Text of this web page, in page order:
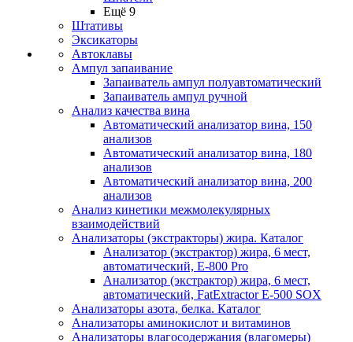
Ещё 9
Штативы
Эксикаторы
Автоклавы
Ампул запаивание
Запаиватель ампул полуавтоматический
Запаиватель ампул ручной
Анализ качества вина
Автоматический анализатор вина, 150
анализов
Автоматический анализатор вина, 180
анализов
Автоматический анализатор вина, 200
анализов
Анализ кинетики межмолекулярных
взаимодействий
Анализаторы (экстракторы) жира. Каталог
Анализатор (экстрактор) жира, 6 мест,
автоматический, E-800 Pro
Анализатор (экстрактор) жира, 6 мест,
автоматический, FatExtractor E-500 SOX
Анализаторы азота, белка. Каталог
Анализаторы аминокислот и витаминов
Анализаторы влагосодержания (влагомеры)